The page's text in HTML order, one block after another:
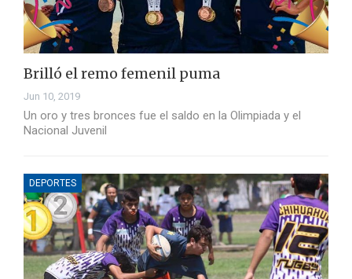
Brilló el remo femenil puma
Jun 10, 2019
Un oro y tres bronces fue el saldo en la Olimpiada y el
Nacional Juvenil
DEPORTES